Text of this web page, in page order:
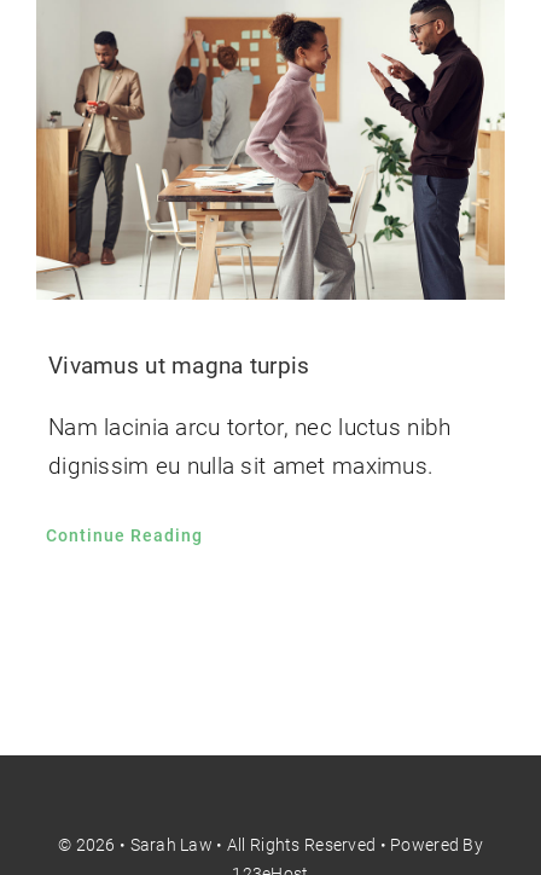
Vivamus ut magna turpis
Nam lacinia arcu tortor, nec luctus nibh
dignissim eu nulla sit amet maximus.
Continue Reading
© 2026 • Sarah Law • All Rights Reserved • Powered By